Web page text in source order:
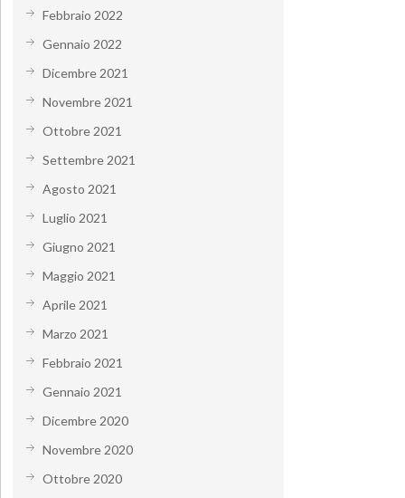
Febbraio 2022
Gennaio 2022
Dicembre 2021
Novembre 2021
Ottobre 2021
Settembre 2021
Agosto 2021
Luglio 2021
Giugno 2021
Maggio 2021
Aprile 2021
Marzo 2021
Febbraio 2021
Gennaio 2021
Dicembre 2020
Novembre 2020
Ottobre 2020